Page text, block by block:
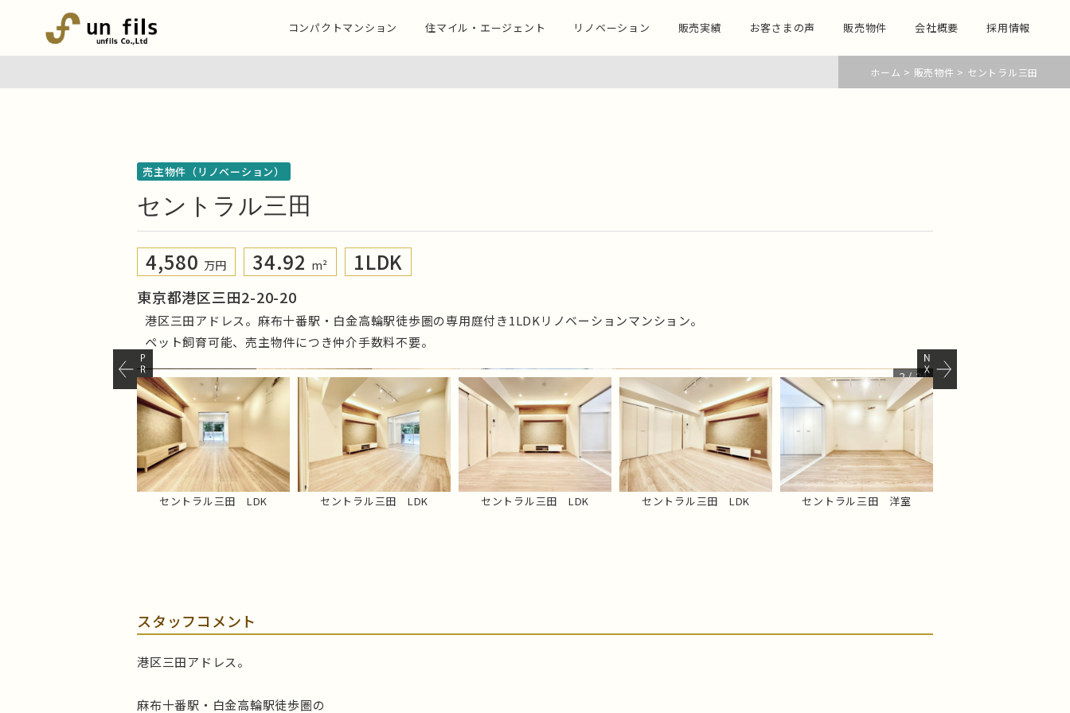
コンパクトマンション 住マイル・エージェント リノベーション 販売実績 お客さまの声 販売物件 会社概要 採用情報
ホーム > 販売物件 > セントラル三田
売主物件（リノベーション）
セントラル三田
4,580 万円 34.92 m² 1LDK
東京都港区三田2-20-20
港区三田アドレス。麻布十番駅・白金高輪駅徒歩圏の専用庭付き1LDKリノベーションマンション。
ペット飼育可能、売主物件につき仲介手数料不要。
セントラル三田 LDK
セントラル三田 LDK
2/24
セントラル三田 LDK セントラル三田 LDK セントラル三田 LDK セントラル三田 LDK セントラル三田 洋室
スタッフコメント
港区三田アドレス。
麻布十番駅・白金高輪駅徒歩圏の